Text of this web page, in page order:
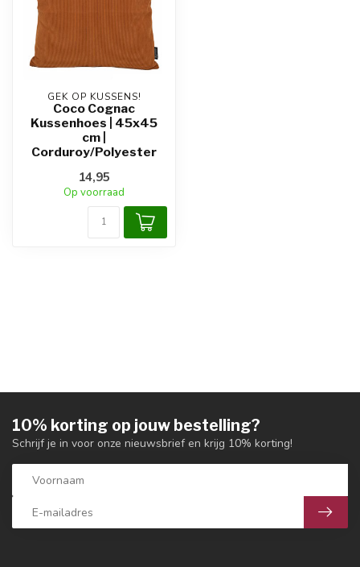
GEK OP KUSSENS!
Coco Cognac
Kussenhoes | 45x45
cm |
Corduroy/Polyester
14,95
Op voorraad
10% korting op jouw bestelling?
Schrijf je in voor onze nieuwsbrief en krijg 10% korting!